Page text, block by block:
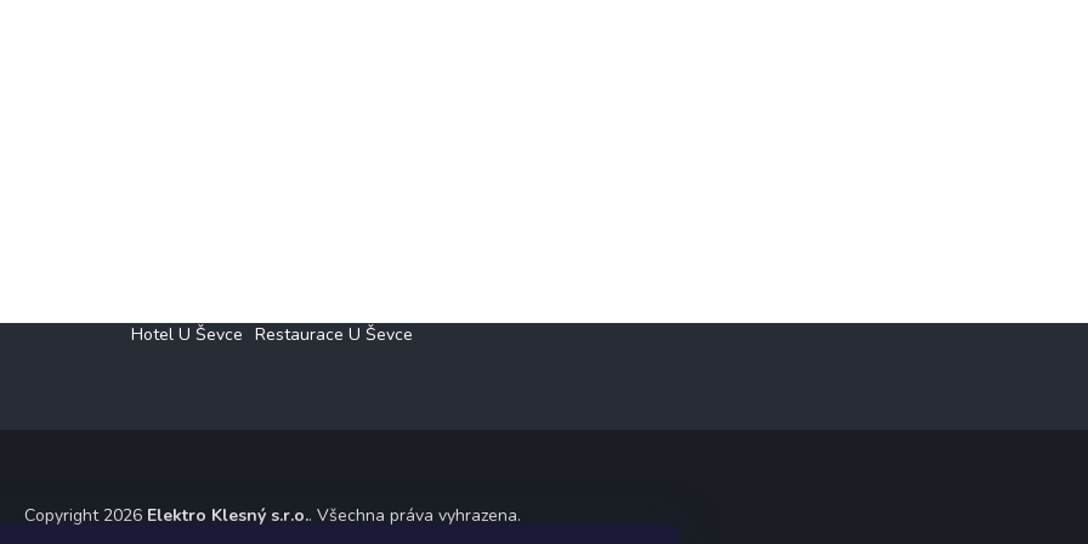
Hotel U Ševce Restaurace U Ševce
Copyright 2026 Elektro Klesný s.r.o.. Všechna práva vyhrazena.